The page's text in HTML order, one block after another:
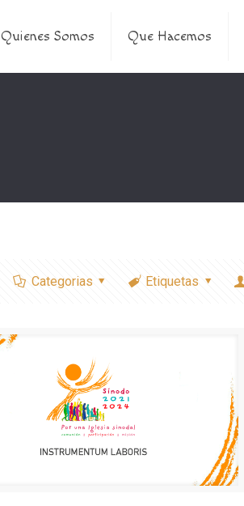
Quienes Somos Que Hacemos
Categorias Etiquetas